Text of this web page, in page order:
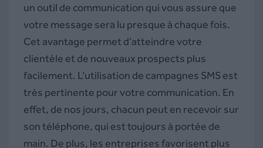
un outil de communication qui vous assure que
votre message sera lu presque à chaque fois.
Cet avantage permet d’atteindre votre
clientèle et de nouveaux prospects plus
facilement. L’utilisation de campagnes SMS est
très pertinente pour votre communication. En
effet, de nos jours, chacun peut en recevoir sur
son téléphone, qui est toujours à portée de
main. De plus, les entreprises favorisent plus